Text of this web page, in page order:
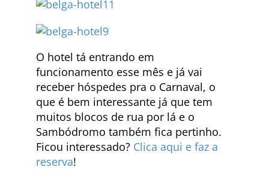
O hotel tá entrando em
funcionamento esse mês e já vai
receber hóspedes pra o Carnaval, o
que é bem interessante já que tem
muitos blocos de rua por lá e o
Sambódromo também fica pertinho.
Ficou interessado? Clica aqui e faz a
reserva!